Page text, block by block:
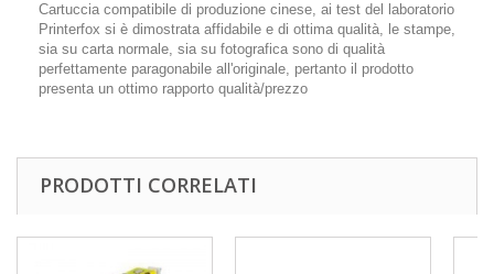
Cartuccia compatibile di produzione cinese, ai test del laboratorio
Printerfox si è dimostrata affidabile e di ottima qualità, le stampe,
sia su carta normale, sia su fotografica sono di qualità
perfettamente paragonabile all'originale, pertanto il prodotto
presenta un ottimo rapporto qualità/prezzo
PRODOTTI CORRELATI